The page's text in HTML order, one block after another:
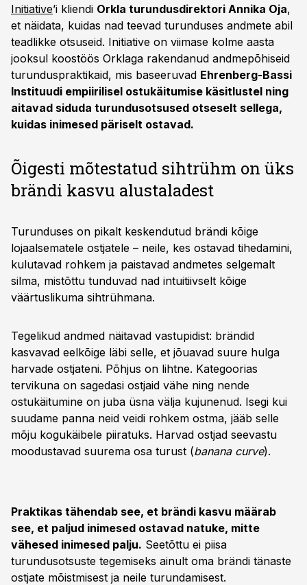
Initiative’i kliendi Orkla turundusdirektori Annika Oja,
et näidata, kuidas nad teevad turunduses andmete abil
teadlikke otsuseid. Initiative on viimase kolme aasta
jooksul koostöös Orklaga rakendanud andmepõhiseid
turunduspraktikaid, mis baseeruvad Ehrenberg-Bassi
Instituudi empiirilisel ostukäitumise käsitlustel ning
aitavad siduda turundusotsused otseselt sellega,
kuidas inimesed päriselt ostavad.
Õigesti mõtestatud sihtrühm on üks
brändi kasvu alustaladest
Turunduses on pikalt keskendutud brändi kõige
lojaalsematele ostjatele – neile, kes ostavad tihedamini,
kulutavad rohkem ja paistavad andmetes selgemalt
silma, mistõttu tunduvad nad intuitiivselt kõige
väärtuslikuma sihtrühmana.
Tegelikud andmed näitavad vastupidist: brändid
kasvavad eelkõige läbi selle, et jõuavad suure hulga
harvade ostjateni. Põhjus on lihtne. Kategoorias
tervikuna on sagedasi ostjaid vähe ning nende
ostukäitumine on juba üsna välja kujunenud. Isegi kui
suudame panna neid veidi rohkem ostma, jääb selle
mõju kogukäibele piiratuks. Harvad ostjad seevastu
moodustavad suurema osa turust (banana curve).
Praktikas tähendab see, et brändi kasvu määrab
see, et paljud inimesed ostavad natuke, mitte
vähesed inimesed palju. Seetõttu ei piisa
turundusotsuste tegemiseks ainult oma brändi tänaste
ostjate mõistmisest ja neile turundamisest.